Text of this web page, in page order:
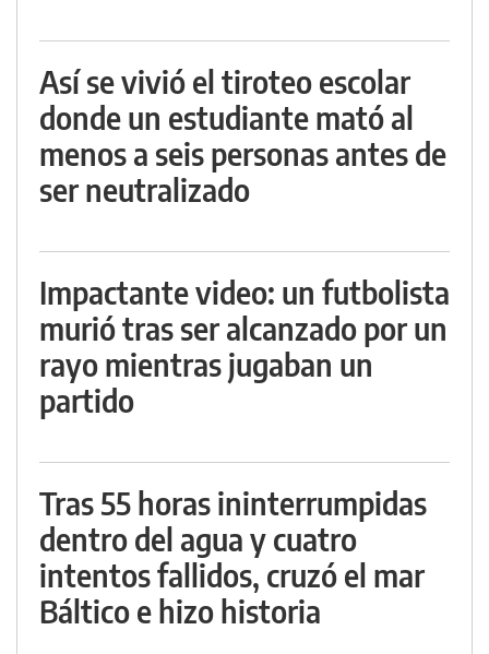
Así se vivió el tiroteo escolar
donde un estudiante mató al
menos a seis personas antes de
ser neutralizado
Impactante video: un futbolista
murió tras ser alcanzado por un
rayo mientras jugaban un
partido
Tras 55 horas ininterrumpidas
dentro del agua y cuatro
intentos fallidos, cruzó el mar
Báltico e hizo historia